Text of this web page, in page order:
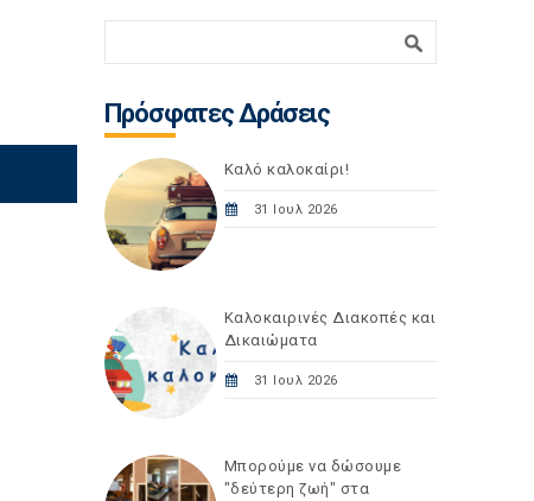
Πρόσφατες Δράσεις
Καλό καλοκαίρι!
31 Ιουλ 2026
Καλοκαιρινές Διακοπές και
Δικαιώματα
31 Ιουλ 2026
Μπορούμε να δώσουμε
"δεύτερη ζωή" στα